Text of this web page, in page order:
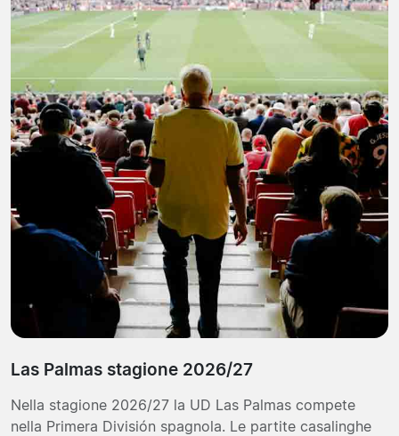
Las Palmas stagione 2026/27
Nella stagione 2026/27 la UD Las Palmas compete
nella Primera División spagnola. Le partite casalinghe